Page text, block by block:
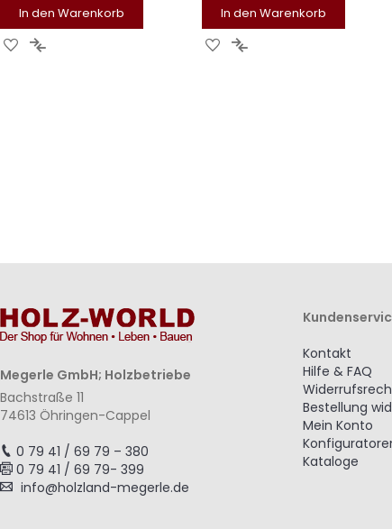
In den Warenkorb
Zur Zur
In den Warenkorb
Zur Zur
Megerle GmbH; Holzbetriebe
Bachstraße 11
74613 Öhringen-Cappel
0 79 41 / 69 79 – 380
0 79 41 / 69 79- 399
info@holzland-megerle.de
Kontakt
Hilfe & FAQ
Bestellung
Mein Konto
Kataloge